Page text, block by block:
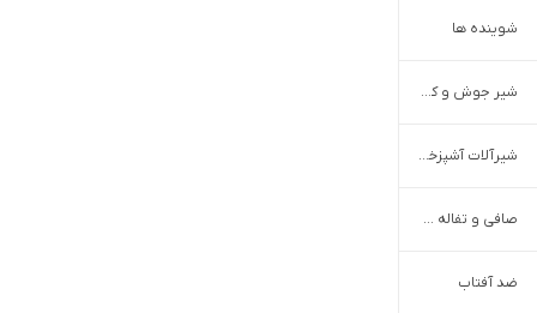
شوینده ها
شیر جوش و کف ساز
شیرآلات آشپزخانه و ظرفشویی
صافی و تفاله گیر
ضد آفتاب